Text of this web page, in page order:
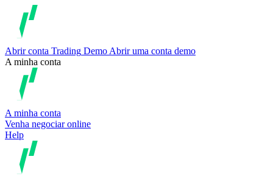
Abrir conta Trading Demo Abrir uma conta demo
A minha conta
A minha conta
Venha negociar online
Help